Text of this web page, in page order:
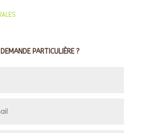
PARTICULIÈRE ?